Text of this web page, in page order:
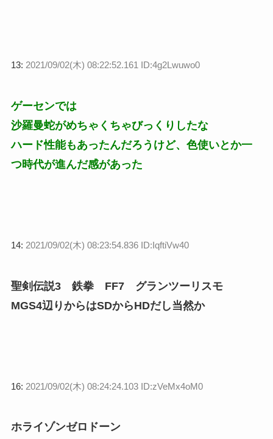
13: 2021/09/02(木) 08:22:52.161 ID:4g2Lwuwo0
ゲーセンでは
沙羅曼蛇がめちゃくちゃびっくりしたな
ハード性能もあったんだろうけど、色使いとか一
つ時代が進んだ感があった
14: 2021/09/02(木) 08:23:54.836 ID:IqftiVw40
聖剣伝説3 鉄拳 FF7 グランツーリスモ
MGS4辺りからはSDからHDだし当然か
16: 2021/09/02(木) 08:24:24.103 ID:zVeMx4oM0
ホライゾンゼロドーン